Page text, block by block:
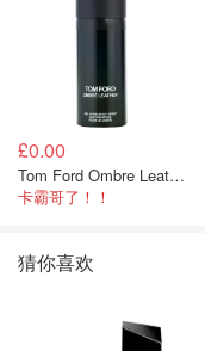
£0.00
Tom Ford Ombre Leather 身体喷雾 150ml
卡霸哥了！！
猜你喜欢